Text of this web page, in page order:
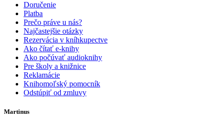
Doručenie
Platba
Prečo práve u nás?
Najčastejšie otázky
Rezervácia v kníhkupectve
Ako čítať e-knihy
Ako počúvať audioknihy
Pre školy a knižnice
Reklamácie
Knihomoľský pomocník
Odstúpiť od zmluvy
Martinus